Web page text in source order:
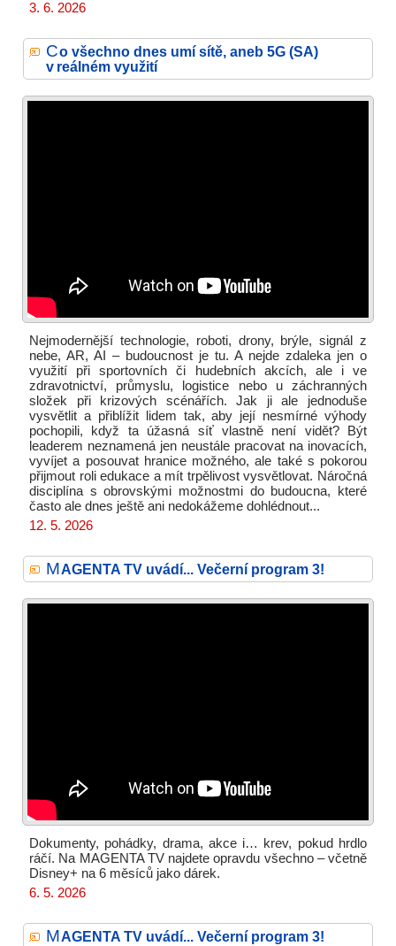
3. 6. 2026
Co všechno dnes umí sítě, aneb 5G (SA)
v reálném využití
Nejmodernější technologie, roboti, drony, brýle, signál z
nebe, AR, AI – budoucnost je tu. A nejde zdaleka jen o
využití při sportovních či hudebních akcích, ale i ve
zdravotnictví, průmyslu, logistice nebo u záchranných
složek při krizových scénářích. Jak ji ale jednoduše
vysvětlit a přiblížit lidem tak, aby její nesmírné výhody
pochopili, když ta úžasná síť vlastně není vidět? Být
leaderem neznamená jen neustále pracovat na inovacích,
vyvíjet a posouvat hranice možného, ale také s pokorou
přijmout roli edukace a mít trpělivost vysvětlovat. Náročná
disciplína s obrovskými možnostmi do budoucna, které
často ale dnes ještě ani nedokážeme dohlédnout...
12. 5. 2026
MAGENTA TV uvádí... Večerní program 3!
Dokumenty, pohádky, drama, akce i… krev, pokud hrdlo
ráčí. Na MAGENTA TV najdete opravdu všechno – včetně
Disney+ na 6 měsíců jako dárek.
6. 5. 2026
MAGENTA TV uvádí... Večerní program 3!